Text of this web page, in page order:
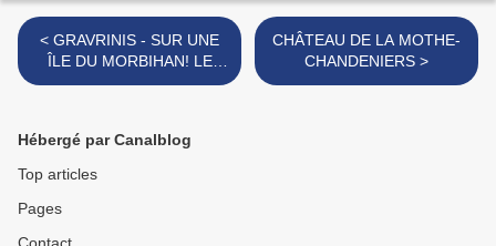
< GRAVRINIS - SUR UNE
ÎLE DU MORBIHAN! LE
CAIRN
CHÂTEAU DE LA MOTHE-
CHANDENIERS >
Hébergé par Canalblog
Top articles
Pages